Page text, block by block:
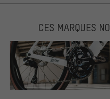
CES MARQUES